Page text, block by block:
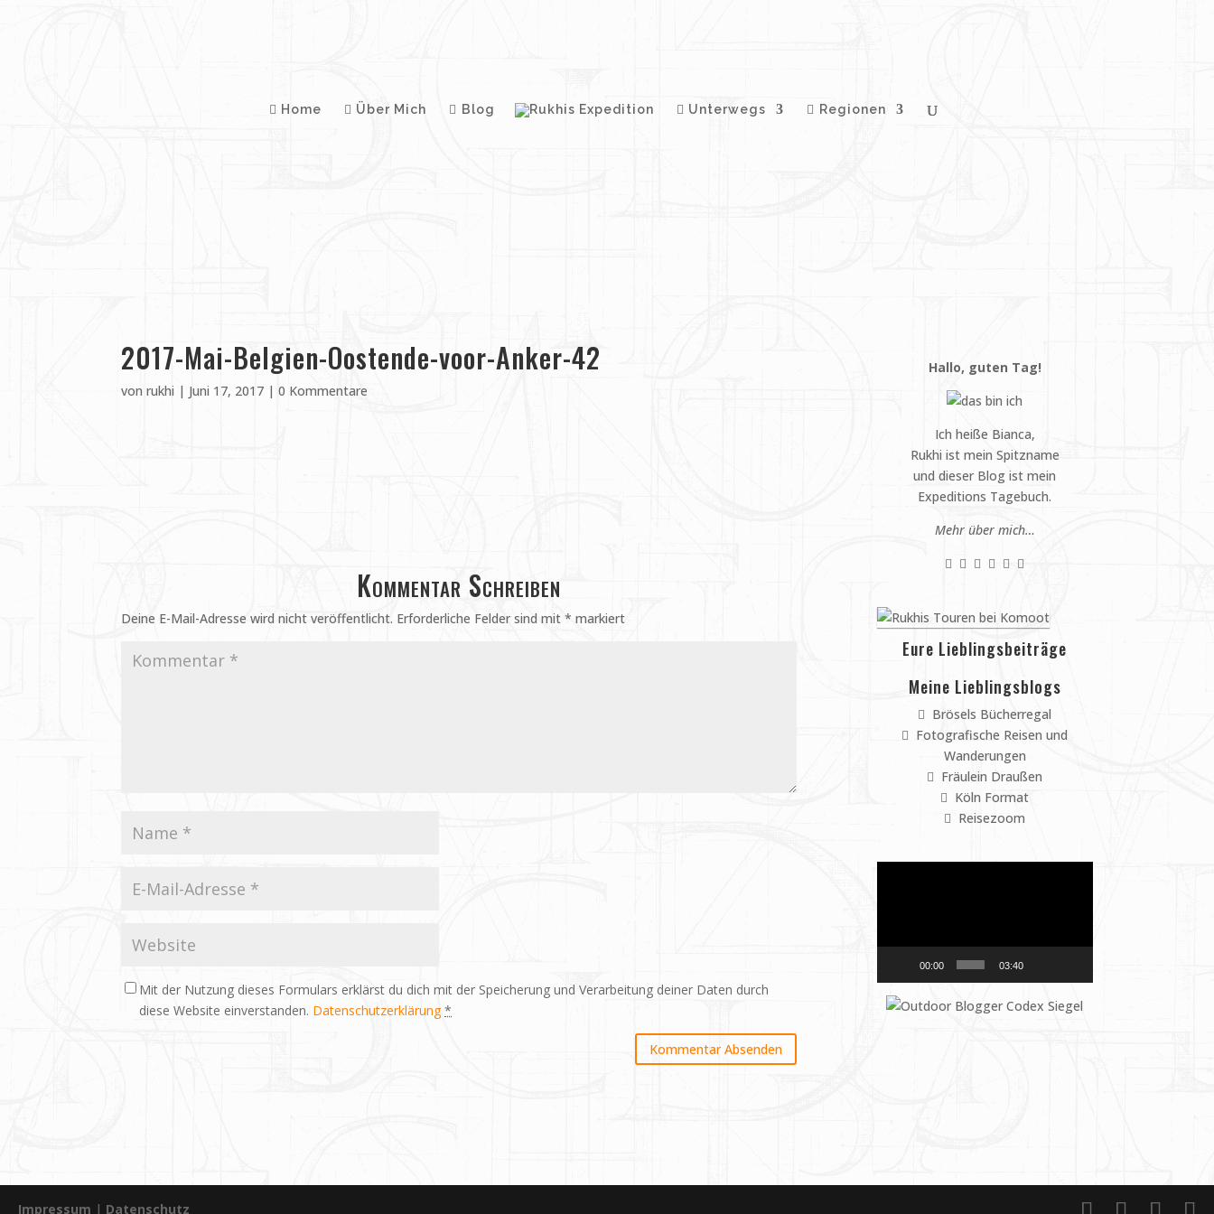
Home Über Mich Blog Unterwegs Regionen
2017-Mai-Belgien-Oostende-voor-Anker-42
vonrukhi | Juni 17, 2017 |0 Kommentare
Kommentar Schreiben
Deine E-Mail-Adresse wird nicht veröffentlicht. Erforderliche Felder sind mit* markiert
Mit der Nutzung dieses Formulars erklärst du dich mit der Speicherung und Verarbeitung deiner Daten durch
diese Website einverstanden. Datenschutzerklärung *
Hallo, guten Tag!
Ich heiße Bianca,
Rukhi ist mein Spitzname
und dieser Blog ist mein
Expeditions Tagebuch.
Mehr über mich…
Eure Lieblingsbeiträge
Meine Lieblingsblogs
Brösels Bücherregal
Fotografische Reisen und
Wanderungen
Fräulein Draußen
Köln Format
Reisezoom
00:00 03:40
Impressum | Datenschutz